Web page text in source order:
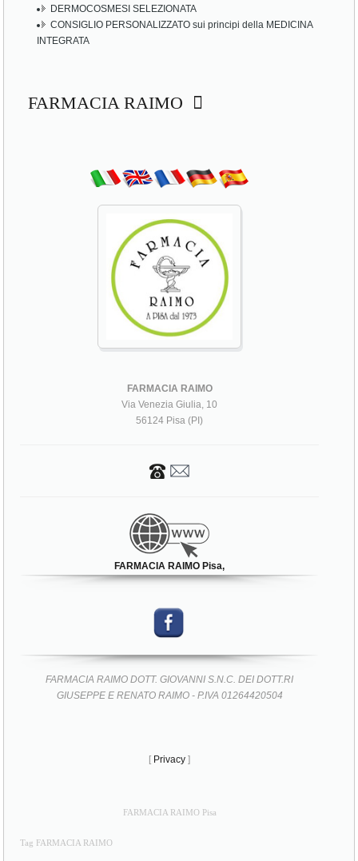
DERMOCOSMESI SELEZIONATA
CONSIGLIO PERSONALIZZATO sui principi della MEDICINA
INTEGRATA
FARMACIA RAIMO
FARMACIA RAIMO
Via Venezia Giulia, 10
56124 Pisa (PI)
FARMACIA RAIMO Pisa,
FARMACIA RAIMO DOTT. GIOVANNI S.N.C. DEI DOTT.RI
GIUSEPPE E RENATO RAIMO - P.IVA 01264420504
[ Privacy ]
FARMACIA RAIMO Pisa
Tag FARMACIA RAIMO